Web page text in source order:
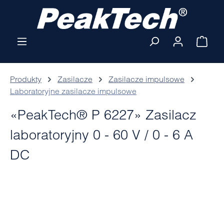
Przejdź do głównej zawartości
Produkty Zasilacze
Zasilacze impulsowe
Laboratoryjne zasilacze impulsowe
«PeakTech® P 6227» Zasilacz
laboratoryjny 0 - 60 V / 0 - 6 A
DC